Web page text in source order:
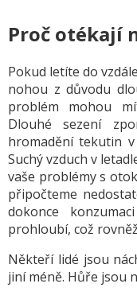
Proč otékají
Pokud letíte do
nohou z důvodu
problém mohou
Dlouhé sezení
hromadění tekutin
Suchý vzduch v
vaše problémy s
připočteme
dokonce
prohloubí, což
Někteří lidé jsou
jiní méně. Hůře jsou